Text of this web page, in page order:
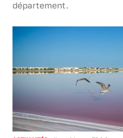
département.